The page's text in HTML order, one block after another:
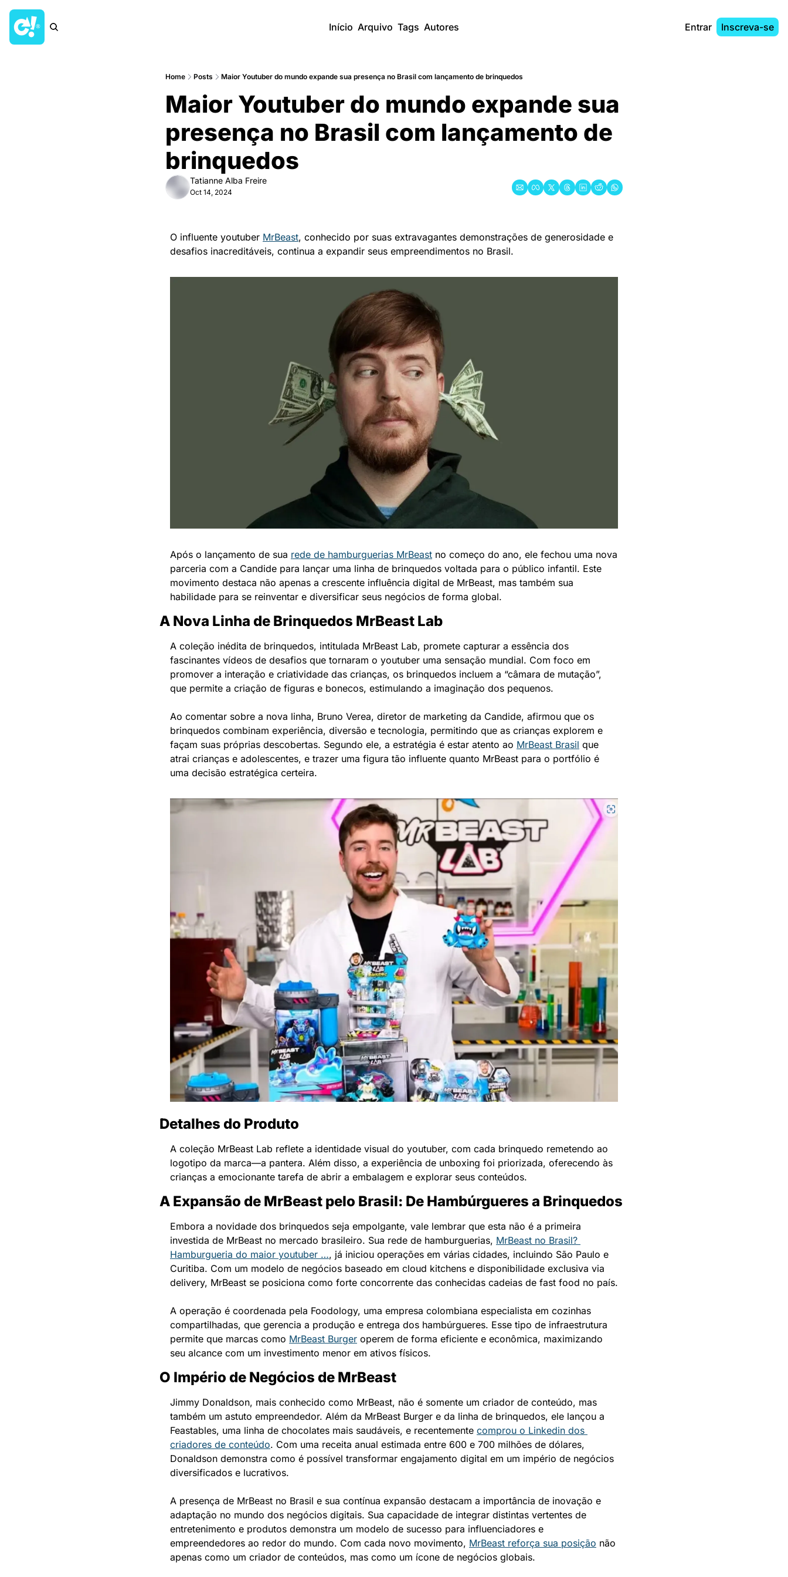
Início Arquivo Tags Autores Entrar Inscreva-se
Home Posts Maior Youtuber do mundo expande sua presença no Brasil com lançamento de brinquedos
Maior Youtuber do mundo expande sua
presença no Brasil com lançamento de
brinquedos
Tatianne Alba Freire
Oct 14, 2024
O influente youtuber MrBeast, conhecido por suas extravagantes demonstrações de generosidade e
desafios inacreditáveis, continua a expandir seus empreendimentos no Brasil.
Após o lançamento de sua rede de hamburguerias MrBeast no começo do ano, ele fechou uma nova
parceria com a Candide para lançar uma linha de brinquedos voltada para o público infantil. Este
movimento destaca não apenas a crescente influência digital de MrBeast, mas também sua
habilidade para se reinventar e diversificar seus negócios de forma global.
A Nova Linha de Brinquedos MrBeast Lab
A coleção inédita de brinquedos, intitulada MrBeast Lab, promete capturar a essência dos
fascinantes vídeos de desafios que tornaram o youtuber uma sensação mundial. Com foco em
promover a interação e criatividade das crianças, os brinquedos incluem a “câmara de mutação”,
que permite a criação de figuras e bonecos, estimulando a imaginação dos pequenos.
Ao comentar sobre a nova linha, Bruno Verea, diretor de marketing da Candide, afirmou que os
brinquedos combinam experiência, diversão e tecnologia, permitindo que as crianças explorem e
façam suas próprias descobertas. Segundo ele, a estratégia é estar atento ao MrBeast Brasil que
atrai crianças e adolescentes, e trazer uma figura tão influente quanto MrBeast para o portfólio é
uma decisão estratégica certeira.
Detalhes do Produto
A coleção MrBeast Lab reflete a identidade visual do youtuber, com cada brinquedo remetendo ao
logotipo da marca—a pantera. Além disso, a experiência de unboxing foi priorizada, oferecendo às
crianças a emocionante tarefa de abrir a embalagem e explorar seus conteúdos.
A Expansão de MrBeast pelo Brasil: De Hambúrgueres a Brinquedos
Embora a novidade dos brinquedos seja empolgante, vale lembrar que esta não é a primeira
investida de MrBeast no mercado brasileiro. Sua rede de hamburguerias, MrBeast no Brasil?
Hamburgueria do maior youtuber …, já iniciou operações em várias cidades, incluindo São Paulo e
Curitiba. Com um modelo de negócios baseado em cloud kitchens e disponibilidade exclusiva via
delivery, MrBeast se posiciona como forte concorrente das conhecidas cadeias de fast food no país.
A operação é coordenada pela Foodology, uma empresa colombiana especialista em cozinhas
compartilhadas, que gerencia a produção e entrega dos hambúrgueres. Esse tipo de infraestrutura
permite que marcas como MrBeast Burger operem de forma eficiente e econômica, maximizando
seu alcance com um investimento menor em ativos físicos.
O Império de Negócios de MrBeast
Jimmy Donaldson, mais conhecido como MrBeast, não é somente um criador de conteúdo, mas
também um astuto empreendedor. Além da MrBeast Burger e da linha de brinquedos, ele lançou a
Feastables, uma linha de chocolates mais saudáveis, e recentemente comprou o Linkedin dos
criadores de conteúdo. Com uma receita anual estimada entre 600 e 700 milhões de dólares,
Donaldson demonstra como é possível transformar engajamento digital em um império de negócios
diversificados e lucrativos.
A presença de MrBeast no Brasil e sua contínua expansão destacam a importância de inovação e
adaptação no mundo dos negócios digitais. Sua capacidade de integrar distintas vertentes de
entretenimento e produtos demonstra um modelo de sucesso para influenciadores e
empreendedores ao redor do mundo. Com cada novo movimento, MrBeast reforça sua posição não
apenas como um criador de conteúdos, mas como um ícone de negócios globais.